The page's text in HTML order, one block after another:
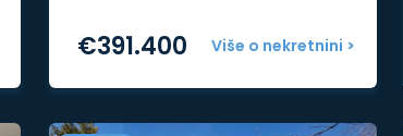
Više o nekretnini >
€391.400